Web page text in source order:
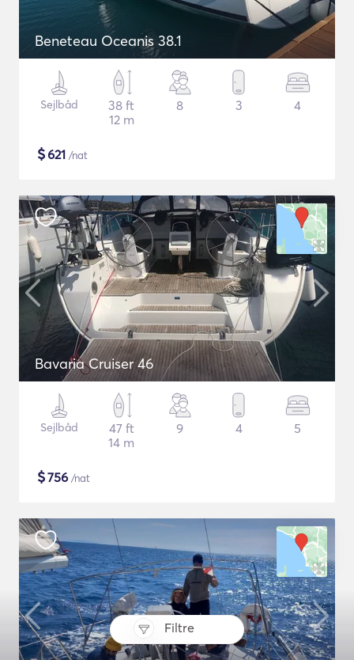
Filtre
Beneteau Oceanis 38.1
Sejlbåd
38 ft
12 m
8 3 4
$621 /nat
Bavaria Cruiser 46
Sejlbåd
47 ft
14 m
9 4 5
$756 /nat